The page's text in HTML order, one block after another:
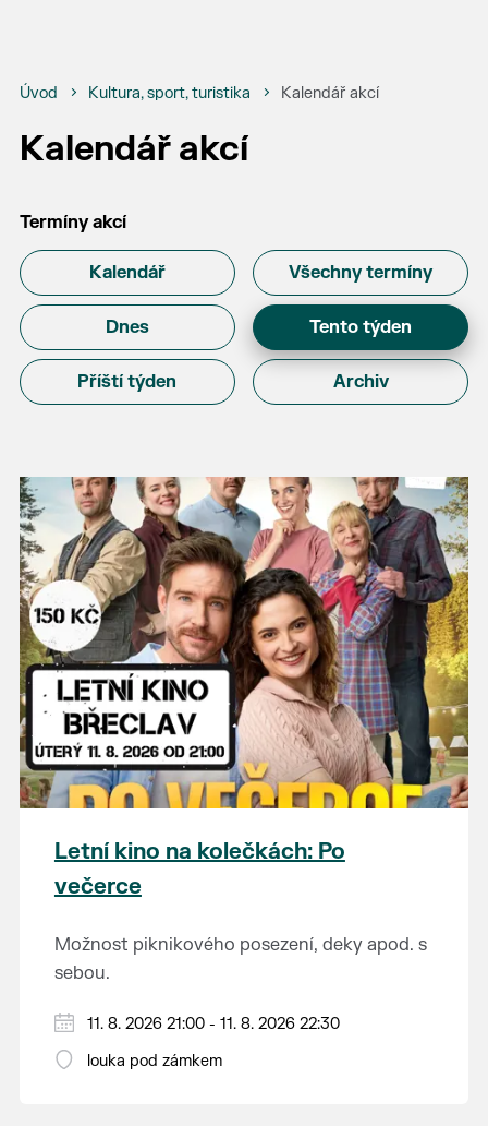
Úvod Kultura, sport, turistika Kalendář akcí
Kalendář akcí
Termíny akcí
Kalendář Všechny termíny
Dnes Tento týden
Příští týden Archiv
Letní kino na kolečkách: Po
večerce
Možnost piknikového posezení, deky apod. s
sebou.
V případě nepřízně počasí se promítání ruší.
Kino otevřeno hodinu před promítáním,
11. 8. 2026 21:00 - 11. 8. 2026 22:30
louka pod zámkem